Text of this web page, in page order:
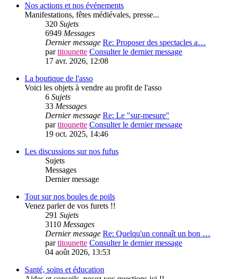
Nos actions et nos événements
Manifestations, fêtes médiévales, presse...
320 Sujets
6949 Messages
Dernier message Re: Proposer des spectacles a…
partitounette Consulter le dernier message
17 avr. 2026, 12:08
La boutique de l'asso
Voici les objets à vendre au profit de l'asso
6 Sujets
33 Messages
Dernier message Re: Le "sur-mesure"
partitounette Consulter le dernier message
19 oct. 2025, 14:46
Les discussions sur nos fufus
Sujets
Messages
Dernier message
Tout sur nos boules de poils
Venez parler de vos furets !!
291 Sujets
3110 Messages
Dernier message Re: Quelqu'un connaît un bon …
partitounette Consulter le dernier message
04 août 2026, 13:53
Santé, soins et éducation